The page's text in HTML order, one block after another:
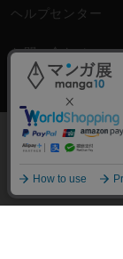
ヘルプセンター
お問い合わせ